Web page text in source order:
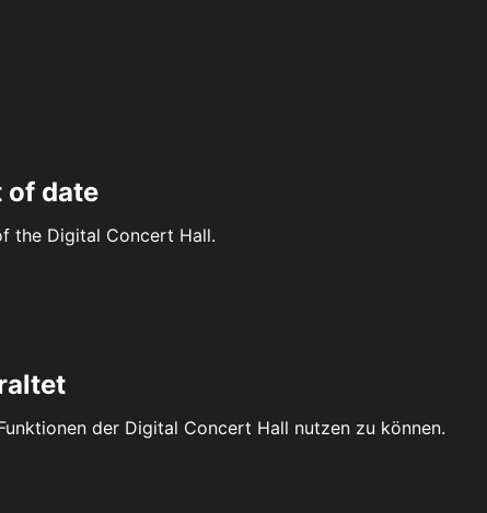
of date
the Digital Concert Hall.
der Digital Concert Hall nutzen zu können.